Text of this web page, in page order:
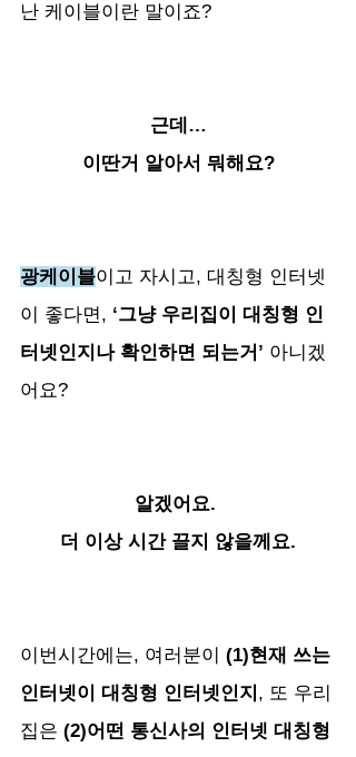
난 케이블이란 말이죠?
근데…
이딴거 알아서 뭐해요?
광케이블이고 자시고, 대칭형 인터넷
이 좋다면, ‘그냥 우리집이 대칭형 인
터넷인지나 확인하면 되는거’ 아니겠
어요?
알겠어요.
더 이상 시간 끌지 않을께요.
이번시간에는, 여러분이 (1)현재 쓰는
인터넷이 대칭형 인터넷인지 , 또 우리
집은 (2)어떤 통신사의 인터넷 대칭형